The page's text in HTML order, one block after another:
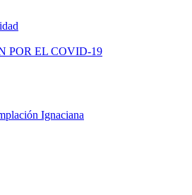
POR EL COVID-19
Ignaciana